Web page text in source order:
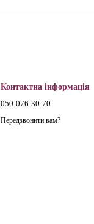
Контактна інформація
050-076-30-70
Передзвонити вам?